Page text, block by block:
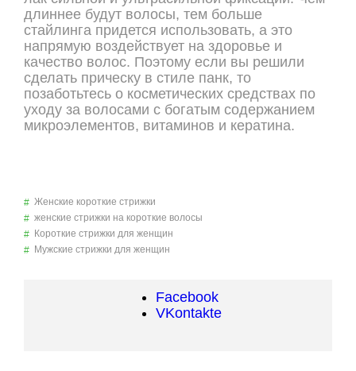
длиннее будут волосы, тем больше
стайлинга придется использовать, а это
напрямую воздействует на здоровье и
качество волос. Поэтому если вы решили
сделать прическу в стиле панк, то
позаботьтесь о косметических средствах по
уходу за волосами с богатым содержанием
микроэлементов, витаминов и кератина.
Женские короткие стрижки
женские стрижки на короткие волосы
Короткие стрижки для женщин
Мужские стрижки для женщин
Facebook
VKontakte